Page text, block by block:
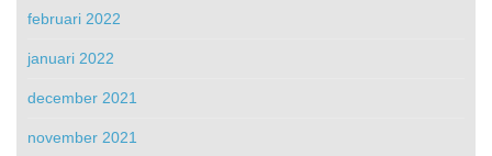
februari 2022
januari 2022
december 2021
november 2021